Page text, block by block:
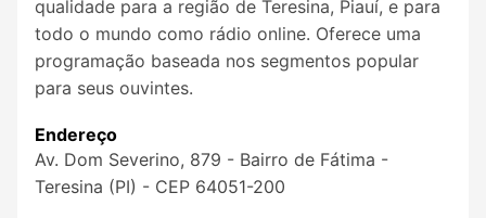
qualidade para a região de Teresina, Piauí, e para
todo o mundo como rádio online. Oferece uma
programação baseada nos segmentos popular
para seus ouvintes.
Endereço
Av. Dom Severino, 879 - Bairro de Fátima -
Teresina (PI) - CEP 64051-200